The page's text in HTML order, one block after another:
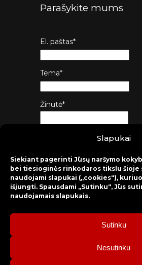
Slapukai
Siekiant pagerinti Jūsų naršymo
bei tiesioginės rinkodaros tikslu šioje
naudojami slapukai („cookies“),
išjungti. Spausdami „Sutinku“, Jūs
naudojamais slapukais.
Sutinku
Nesutinku
Parašykite mums
El. paštas*
Tema*
Žinutė*
2026 © Raseinių rajono